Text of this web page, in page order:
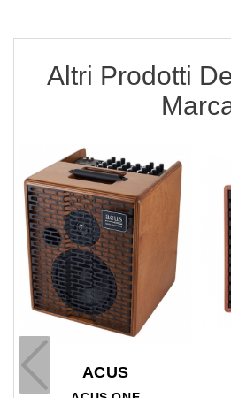
Altri Prodotti
ACUS